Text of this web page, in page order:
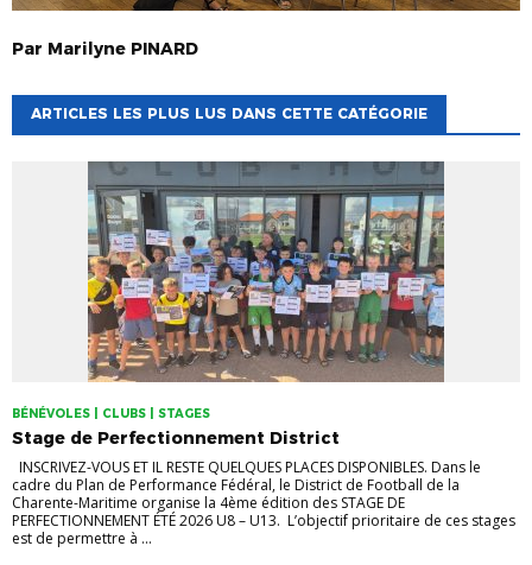
Par Marilyne PINARD
ARTICLES LES PLUS LUS DANS CETTE CATÉGORIE
BÉNÉVOLES | CLUBS | STAGES
Stage de Perfectionnement District
INSCRIVEZ-VOUS ET IL RESTE QUELQUES PLACES DISPONIBLES. Dans le
cadre du Plan de Performance Fédéral, le District de Football de la
Charente-Maritime organise la 4ème édition des STAGE DE
PERFECTIONNEMENT ÉTÉ 2026 U8 – U13. L’objectif prioritaire de ces stages
est de permettre à ...